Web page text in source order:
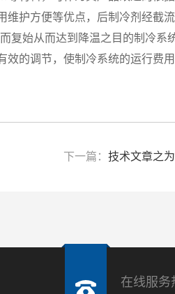
护方便等优点，后制冷剂经截
复始从而达到降温之目的制冷系
的调节，使制冷系统的运行费
下一篇： 技术文章之
在线服务